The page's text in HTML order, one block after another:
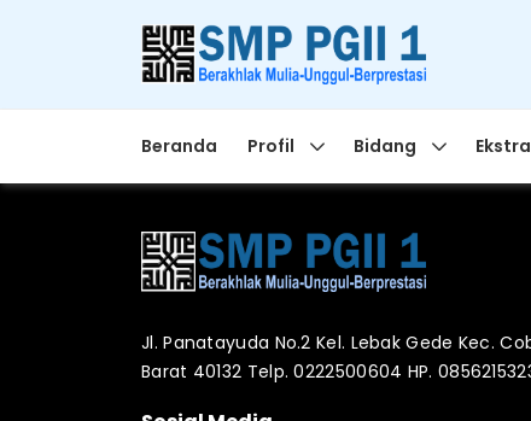
Beranda Profil Bidang
Jl. Panatayuda No.2 Kel. Lebak Gede Kec.
Barat 40132 Telp. 0222500604 HP.